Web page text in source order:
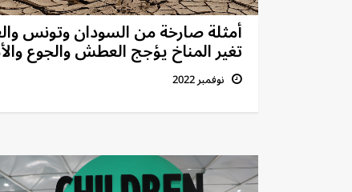
أمثلة صارخة من السودان وتونس
تغير المناخ يؤجج العطش والجوع
نوفمبر 2022